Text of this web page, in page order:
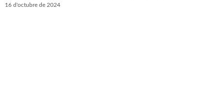
16 d'octubre de 2024